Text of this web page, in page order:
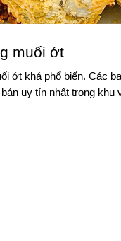
muối ớt
ớt khá phổ biến. Các
uy tín nhất trong